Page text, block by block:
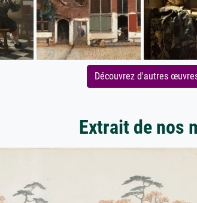
Découvrez d'autres
Extrait de nos